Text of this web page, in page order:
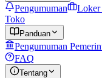
Pengumuman Loker
Toko
Panduan
Pengumuman
FAQ
Tentang